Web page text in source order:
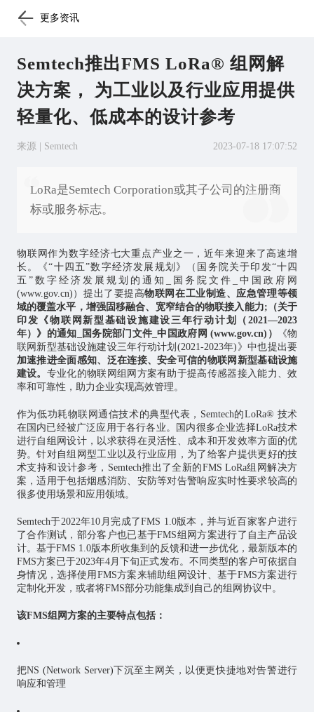
更多资讯
Semtech推出FMS LoRa® 组网解
决方案， 为工业以及行业应用提供
轻量化、低成本的设计参考
来源 | Semtech 2023-07-18 17:07:52
LoRa是Semtech Corporation或其子公司的注册商
标或服务标志。
物联网作为数字经济七大重点产业之一，近年来迎来了高速增
长。《“十四五”数字经济发展规划》（ 国务院关于印发“十四
五”数字经济发展规划的通知_国务院文件_中国政府网
(www.gov.cn) ）提出了要提高物联网在工业制造、应急管理等领
域的覆盖水平，增强固移融合、宽窄结合的物联接入能力;（关于
印发《物联网新型基础设施建设三年行动计划（2021—2023
年）》的通知_国务院部门文件_中国政府网 (www.gov.cn) ）
《物
联网新型基础设施建设三年行动计划(2021-2023年)》中也提出要
加速推进全面感知、泛在连接、安全可信的物联网新型基础设施
建设。 专业化的物联网组网方案有助于提高传感器接入能力、效
率和可靠性，助力企业实现高效管理。
作为低功耗物联网通信技术的典型代表，Semtech的LoRa® 技术
在国内已经被广泛应用于各行各业。国内很多企业选择LoRa技术
进行自组网设计，以求获得在灵活性、成本和开发效率方面的优
势。针对自组网型工业以及行业应用，为了给客户提供更好的技
术支持和设计参考，Semtech推出了全新的FMS LoRa组网解决方
案，适用于包括烟感消防、安防等对告警响应实时性要求较高的
很多使用场景和应用领域。
Semtech于2022年10月完成了FMS 1.0版本，并与近百家客户进行
了合作测试，部分客户也已基于FMS组网方案进行了自主产品设
计。基于FMS 1.0版本所收集到的反馈和进一步优化，最新版本的
FMS方案已于2023年4月下旬正式发布。不同类型的客户可依据自
身情况，选择使用FMS方案来辅助组网设计、基于FMS方案进行
定制化开发，或者将FMS部分功能集成到自己的组网协议中。
该FMS组网方案的主要特点包括：
把NS (Network Server)下沉至主网关，以便更快捷地对告警进行
响应和管理